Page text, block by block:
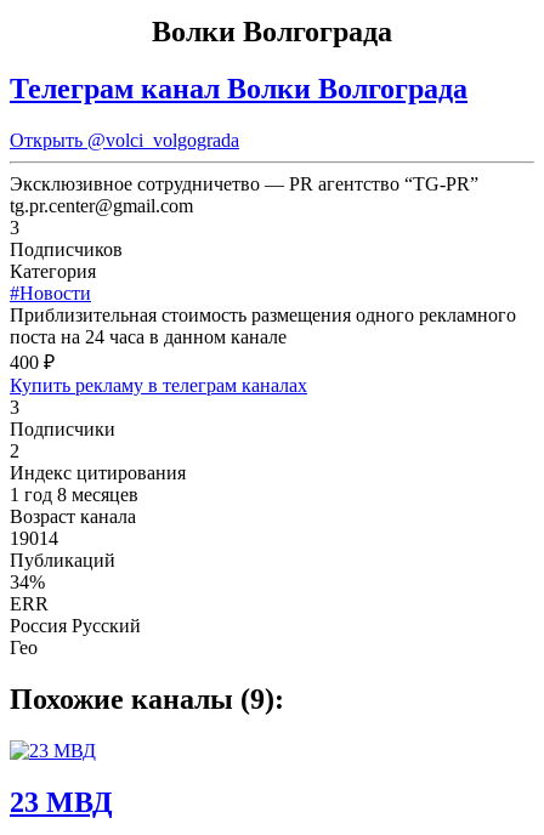
Волки Волгограда
Телеграм канал Волки Волгограда
Открыть @volci_volgograda
Эксклюзивное сотрудничетво — PR агентство “TG-PR”
tg.pr.center@gmail.com
3
Подписчиков
Категория
#Новости
Приблизительная стоимость размещения одного рекламного
поста на 24 часа в данном канале
400 ₽
Купить рекламу в телеграм каналах
3
Подписчики
2
Индекс цитирования
1 год 8 месяцев
Возраст канала
19014
Публикаций
34%
ERR
Россия Русский
Гео
Похожие каналы (9):
23 МВД